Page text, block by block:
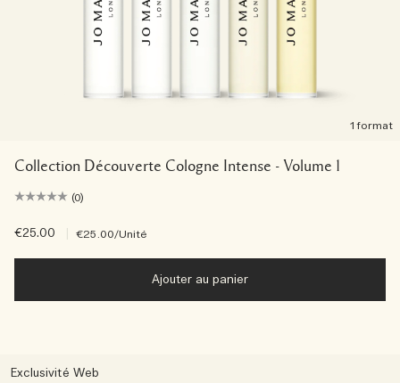
1 format
Collection Découverte Cologne Intense - Volume 1
(0)
€25.00 €25.00/Unité
Ajouter au panier
Exclusivité Web